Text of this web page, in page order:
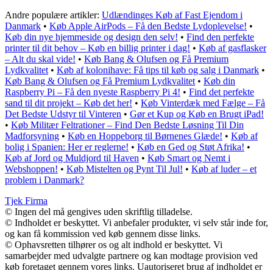
Andre populære artikler: Udlændinges Køb af Fast Ejendom i
Danmark • Køb Apple AirPods – Få den Bedste Lydoplevelse! •
Køb din nye hjemmeside og design den selv! • Find den perfekte
printer til dit behov – Køb en billig printer i dag! • Køb af gasflasker
– Alt du skal vide! • Køb Bang & Olufsen og Få Premium
Lydkvalitet • Køb af kolonihave: Få tips til køb og salg i Danmark •
Køb Bang & Olufsen og Få Premium Lydkvalitet • Køb din
Raspberry Pi – Få den nyeste Raspberry Pi 4! • Find det perfekte
sand til dit projekt – Køb det her! • Køb Vinterdæk med Fælge – Få
Det Bedste Udstyr til Vinteren • Gør et Kup og Køb en Brugt iPad!
• Køb Militær Feltrationer – Find Den Bedste Løsning Til Din
Madforsyning • Køb en Hoppeborg til Børnenes Glæde! • Køb af
bolig i Spanien: Her er reglerne! • Køb en Ged og Støt Afrika! •
Køb af Jord og Muldjord til Haven • Køb Smart og Nemt i
Webshoppen! • Køb Mistelten og Pynt Til Jul! • Køb af luder – et
problem i Danmark?
Tjek Firma
© Ingen del må gengives uden skriftlig tilladelse.
© Indholdet er beskyttet. Vi anbefaler produkter, vi selv står inde for,
og kan få kommission ved køb gennem disse links.
© Ophavsretten tilhører os og alt indhold er beskyttet. Vi
samarbejder med udvalgte partnere og kan modtage provision ved
køb foretaget gennem vores links. Uautoriseret brug af indholdet er